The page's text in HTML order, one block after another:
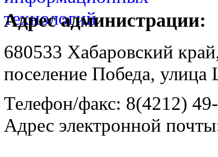
Адрес администрации:
680533 Хабаровский
поселение Победа, улица
Телефон/факс: 8(4212)
Адрес электронной